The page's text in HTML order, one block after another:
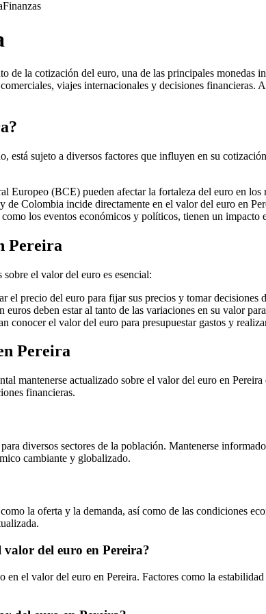
Finanzas
de la cotización del euro, una de las principales monedas
viajes internacionales y decisiones
sujeto a diversos factores que influyen en su
Europeo (BCE) pueden afectar la fortaleza del euro en los
de Colombia incide directamente en el valor del euro en
los eventos económicos y políticos, tienen un impacto
Pereira
el valor del euro es esencial:
el precio del euro para fijar sus precios y tomar decisiones
deben estar al tanto de las variaciones en su valor
conocer el valor del euro para presupuestar gastos y
Pereira
mantenerse actualizado sobre el valor del euro en
financieras.
diversos sectores de la población. Mantenerse
cambiante y globalizado.
la oferta y la demanda, así como de las condiciones
del euro en Pereira?
el valor del euro en Pereira. Factores como la